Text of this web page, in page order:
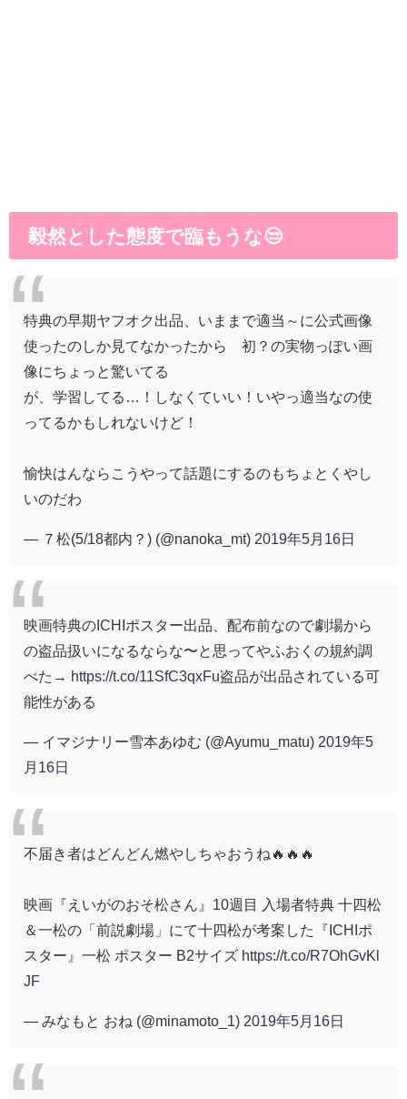
毅然とした態度で臨もうな😒
特典の早期ヤフオク出品、いままで適当～に公式画像
使ったのしか見てなかったから 初？の実物っぽい画
像にちょっと驚いてる
が、学習してる…！しなくていい！いやっ適当なの使
ってるかもしれないけど！
愉快はんならこうやって話題にするのもちょとくやし
いのだわ
— ７松(5/18都内？) (@nanoka_mt) 2019年5月16日
映画特典のICHIポスター出品、配布前なので劇場から
の盗品扱いになるならな〜と思ってやふおくの規約調
べた→ https://t.co/11SfC3qxFu盗品が出品されている可
能性がある
— イマジナリー雪本あゆむ (@Ayumu_matu) 2019年5
月16日
不届き者はどんどん燃やしちゃおうね🔥🔥🔥
映画『えいがのおそ松さん』10週目 入場者特典 十四松
＆一松の「前説劇場」にて十四松が考案した『ICHIポ
スター』一松 ポスター B2サイズ https://t.co/R7OhGvKl
JF
— みなもと おね (@minamoto_1) 2019年5月16日